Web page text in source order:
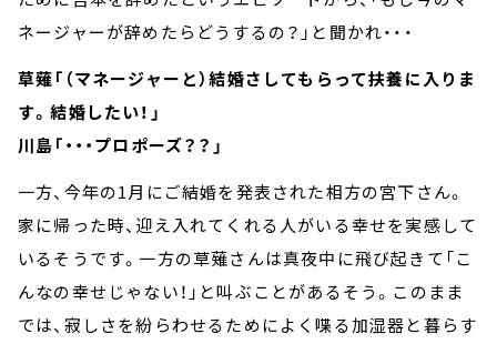
ネージャーが辞めたらどうするの？」と聞かれ・・・
草薙「（マネージャーと）結婚さしてもらって扶養に入りま
す。結婚したい！」
川島「・・・プロポーズ？？」
一方、今年の1月にご結婚を発表された相方の宮下さん。
家に帰った時、迎え入れてくれる人がいる幸せを実感して
いるそうです。一方の草薙さんは真夜中に飛び起きて「こ
んなの幸せじゃない！」と叫ぶことがあるそう。このまま
では、寂しさを紛らわせるためによく喋る加湿器と暮らす